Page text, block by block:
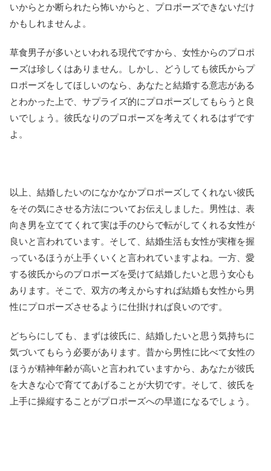
いからとか断られたら怖いからと、プロポーズできないだけ
かもしれませんよ。
草食男子が多いといわれる現代ですから、女性からのプロポ
ーズは珍しくはありません。しかし、どうしても彼氏からプ
ロポーズをしてほしいのなら、あなたと結婚する意志がある
とわかった上で、サプライズ的にプロポーズしてもらうと良
いでしょう。彼氏なりのプロポーズを考えてくれるはずです
よ。
以上、結婚したいのになかなかプロポーズしてくれない彼氏
をその気にさせる方法についてお伝えしました。男性は、表
向き男を立ててくれて実は手のひらで転がしてくれる女性が
良いと言われています。そして、結婚生活も女性が実権を握
っているほうが上手くいくと言われていますよね。一方、愛
する彼氏からのプロポーズを受けて結婚したいと思う女心も
あります。そこで、双方の考えからすれば結婚も女性から男
性にプロポーズさせるように仕掛ければ良いのです。
どちらにしても、まずは彼氏に、結婚したいと思う気持ちに
気づいてもらう必要があります。昔から男性に比べて女性の
ほうが精神年齢が高いと言われていますから、あなたが彼氏
を大きな心で育ててあげることが大切です。そして、彼氏を
上手に操縦することがプロポーズへの早道になるでしょう。